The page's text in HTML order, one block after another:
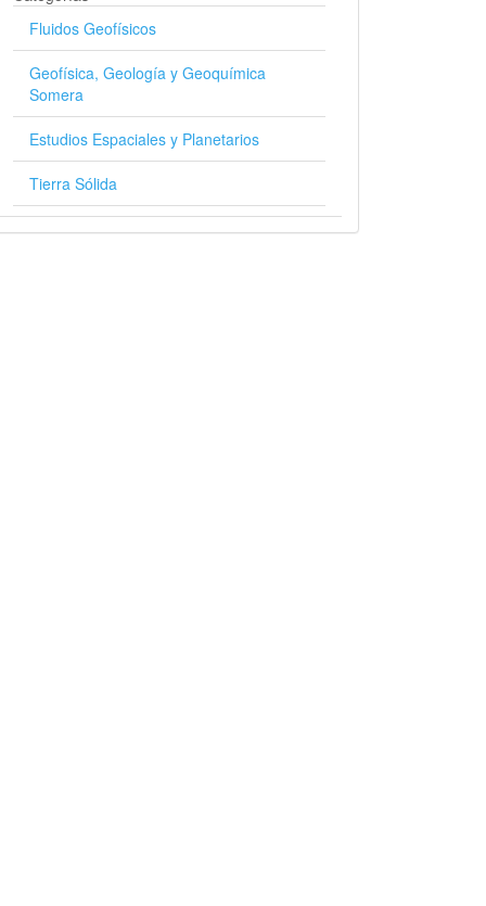
Fluidos Geofísicos
Geofísica, Geología y Geoquímica
Somera
Estudios Espaciales y Planetarios
Tierra Sólida